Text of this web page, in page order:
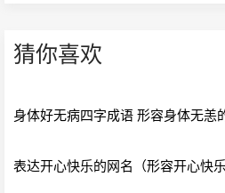
猜你喜欢
身体好无病四字成语 形容身体无恙
表达开心快乐的网名（形容开心快乐